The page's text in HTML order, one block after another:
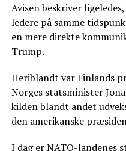
Avisen beskriver
ledere på samme
en mere direkte
Trump.
Heriblandt var Finlands
Norges statsminister
kilden blandt andet
den amerikanske
I dag er NATO-landenes